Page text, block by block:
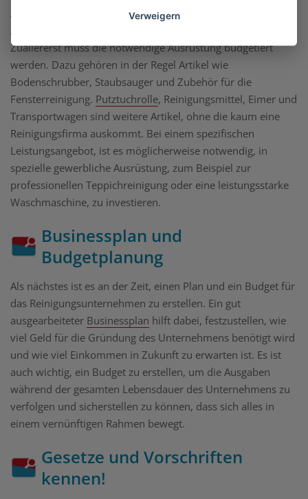
Am Leistungsangebot orientiert sich auch der Bedarf an
Anschaffungen für die neu gegründete Reinigungsfirma.
Zuallererst muss die notwendige Ausrüstung budgetiert
werden. Dazu gehören in der Regel Artikel wie
Bodenschrubber, Staubsauger und Zubehör für die
Fensterreinigung. Putztuchrolle, Reinigungsmittel, Eimer und
Transportwagen sind weitere Artikel, ohne die kaum eine
Reinigungsfirma auskommt. Bei einem spezifischen
Leistungsangebot, ist es möglicherweise notwendig, in
spezielle gewerbliche Ausrüstung, zum Beispiel zur
professionellen Teppichreinigung oder eine leistungsstarke
Waschmaschine, zu investieren.
Businessplan und
Budgetplanung
Als nächstes ist es an der Zeit, einen Plan und ein Budget für
das Reinigungsunternehmen zu erstellen. Ein gut
ausgearbeiteter Businessplan hilft dabei, festzustellen, wie
viel Geld für die Gründung des Unternehmens benötigt wird
und wie viel Einkommen in Zukunft zu erwarten ist. Es ist
auch wichtig, ein Budget zu erstellen, um die Ausgaben
während der gesamten Lebensdauer des Unternehmens zu
verfolgen und sicherstellen zu können, dass sich alles in
einem vernünftigen Rahmen bewegt.
Gesetze und Vorschriften
kennen!
Verweigern